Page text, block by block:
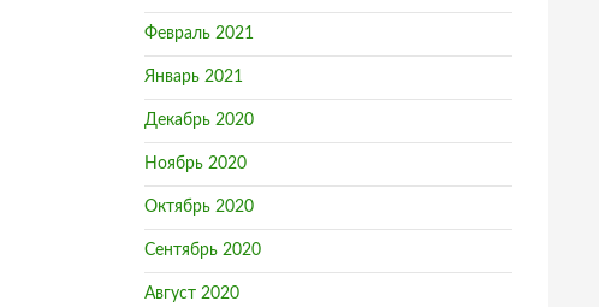
Февраль 2021
Январь 2021
Декабрь 2020
Ноябрь 2020
Октябрь 2020
Сентябрь 2020
Август 2020